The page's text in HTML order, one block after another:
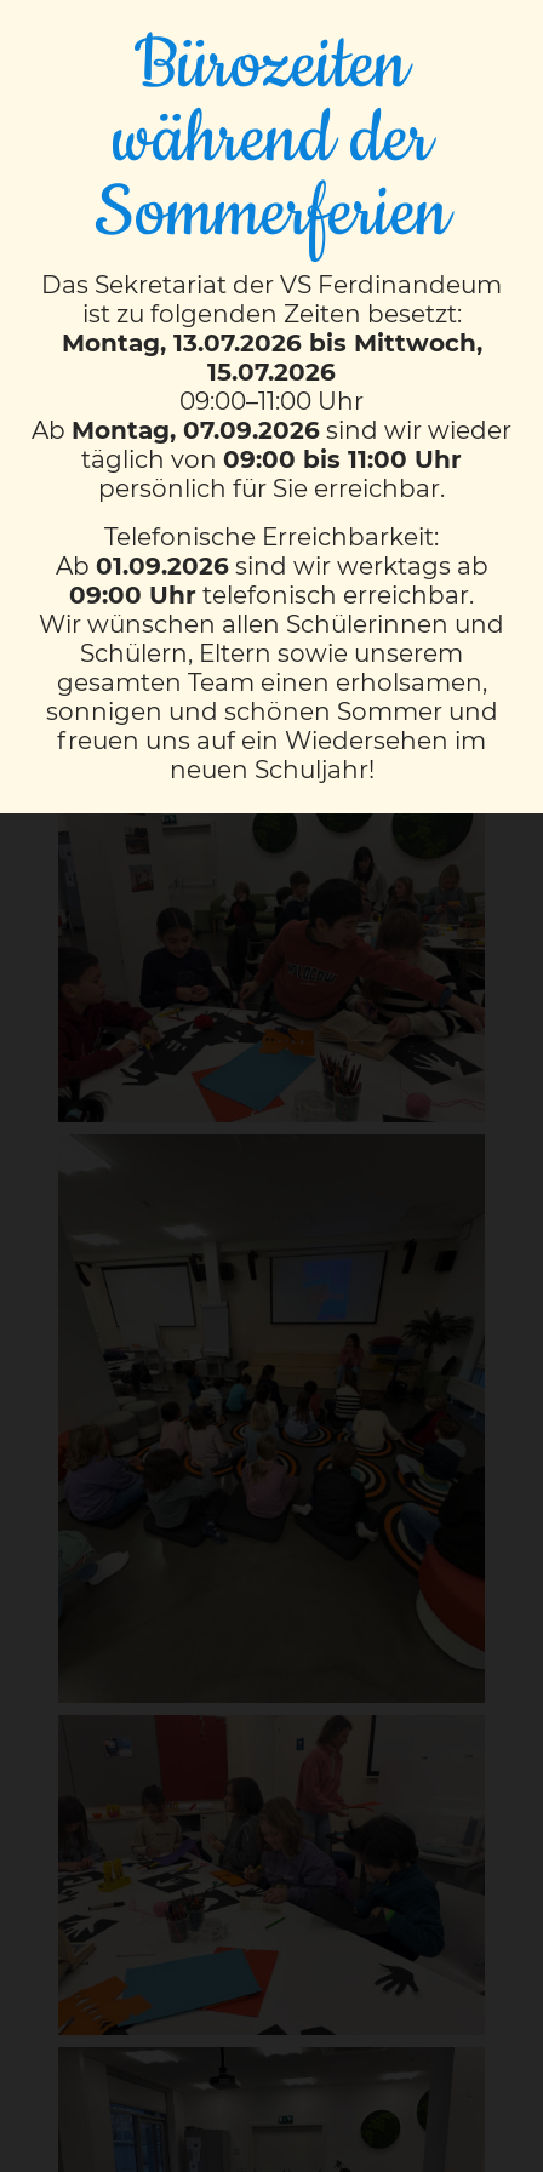
LABUKA Spezial
Die 3Arte war in der Stadtbibliothek zu
Besuch und durfte eine besondere
Buchlesung erleben. Im Kinderbuch
Ginpuin geht es um einen Pinguin mit
Sprachfehler, der sich auf eine Reise begibt,
um sein Glück zu finden.
Nach der Lesung wurden wir selbst aktiv:
Die Kinder bastelten kleine Ginpuin-
Handpuppen Szenen aus der Geschichte
nach und gestalteten passende
Klangbilder, um die Geschichte auch
akustisch zum Leben zu erwecken.
Ein kreativer und abwechslungsreicher
Vormittag, der allen viel Freude bereitet
hat!
Bürozeiten
während der
Sommerferien
Das Sekretariat der VS Ferdinandeum
ist zu folgenden Zeiten besetzt:
Montag, 13.07.2026 bis Mittwoch,
15.07.2026
09:00–11:00 Uhr
Ab Montag, 07.09.2026 sind wir wieder
täglich von 09:00 bis 11:00 Uhr
persönlich für Sie erreichbar.
Telefonische Erreichbarkeit:
Ab 01.09.2026sind wir werktags ab
09:00 Uhr telefonisch erreichbar.
Wir wünschen allen Schülerinnen und
Schülern, Eltern sowie unserem
gesamten Team einen erholsamen,
sonnigen und schönen Sommer und
freuen uns auf ein Wiedersehen im
neuen Schuljahr!